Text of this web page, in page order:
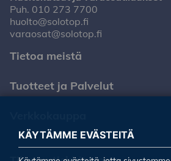
Puh. 010 273 7700
huolto@solotop.fi
varaosat@solotop.fi
Tietoa meistä
Tuotteet ja Palvelut
KÄYTÄMME EVÄSTEITÄ